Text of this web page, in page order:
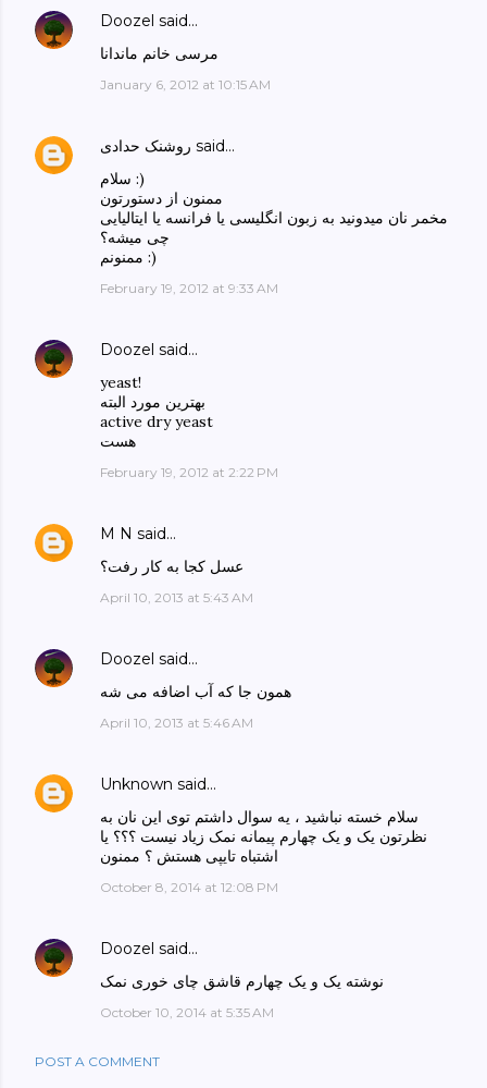
Doozel said…
مرسی خانم ماندانا
January 6, 2012 at 10:15 AM
روشنک حدادی said…
سلام :)
ممنون از دستورتون
مخمر نان میدونید به زبون انگلیسی یا فرانسه یا ایتالیایی
چی میشه؟
ممنونم :)
February 19, 2012 at 9:33 AM
Doozel said…
yeast!
بهترین مورد البته
active dry yeast
هست
February 19, 2012 at 2:22 PM
M N said…
عسل کجا به کار رفت؟
April 10, 2013 at 5:43 AM
Doozel said…
همون جا که آب اضافه می شه
April 10, 2013 at 5:46 AM
Unknown said…
سلام خسته نباشید ، یه سوال داشتم توی این نان به
نظرتون یک و یک چهارم پیمانه نمک زیاد نیست ؟؟؟ یا
اشتباه تایپی هستش ؟ ممنون
October 8, 2014 at 12:08 PM
Doozel said…
نوشته یک و یک چهارم قاشق چای خوری نمک
October 10, 2014 at 5:35 AM
POST A COMMENT